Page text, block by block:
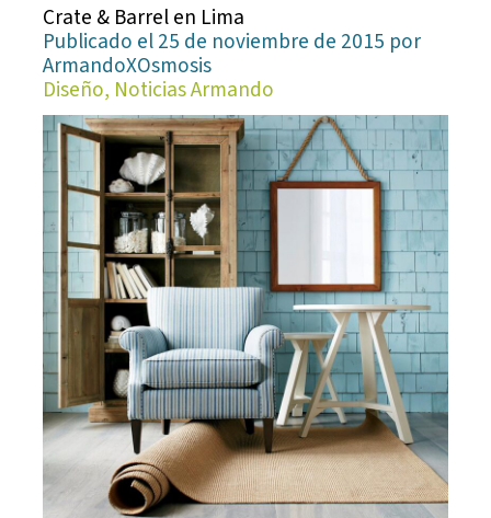
Crate & Barrel en Lima
Publicado el 25 de noviembre de 2015 por
ArmandoXOsmosis
Diseño, Noticias Armando